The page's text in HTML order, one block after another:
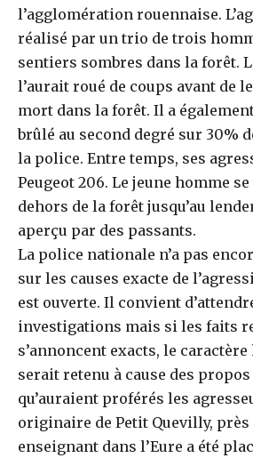
l’agglomération rouennaise.
réalisé par un trio de trois
sentiers sombres dans la forêt.
l’aurait roué de coups avant de
mort dans la forêt. Il a
brûlé au second degré sur 30%
la police. Entre temps, ses
Peugeot 206. Le jeune homme
dehors de la forêt jusqu’au
aperçu par des passants.
La police nationale n’a pas
sur les causes exacte de
est ouverte. Il convient
investigations mais si les faits
s’annoncent exacts, le
serait retenu à cause des
qu’auraient proférés les
originaire de Petit Quevilly, près
enseignant dans l’Eure a été